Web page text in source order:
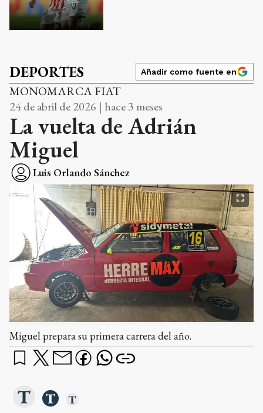
DEPORTES Añadir como fuente en
MONOMARCA FIAT
24 de abril de 2026 | hace 3 meses
La vuelta de Adrián
Miguel
Luis Orlando Sánchez
Miguel prepara su primera carrera del año.